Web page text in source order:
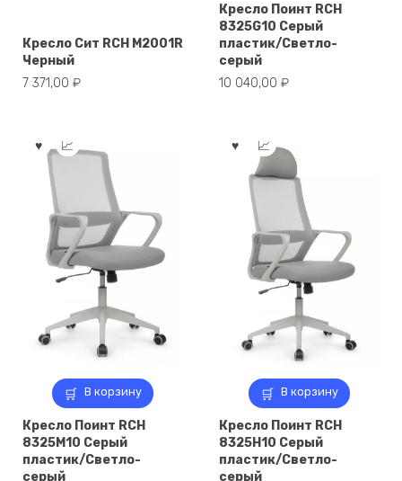
Кресло Сит RCH M2001R
Черный
7 371,00 ₽
Кресло Поинт RCH
8325G10 Серый
пластик/Светло-
серый
10 040,00 ₽
В корзину
Кресло Поинт RCH
8325M10 Серый
пластик/Светло-
серый
В корзину
Кресло Поинт RCH
8325H10 Серый
пластик/Светло-
серый